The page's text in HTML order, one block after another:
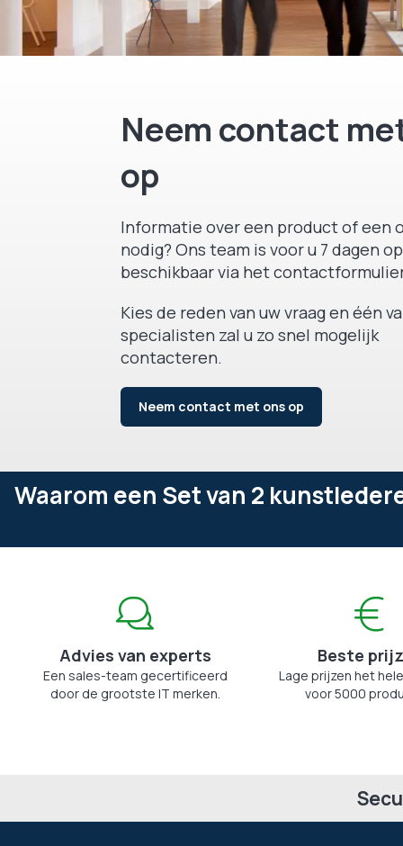
Neem contact
op
Informatie over een product of een
nodig? Ons team is voor u 7 dagen
beschikbaar via het
Kies de reden van uw vraag en één
specialisten zal u zo snel mogelijk
contacteren.
Neem contact met ons op
Waarom een Set van 2
Advies van experts
Een sales-team gecertificeerd
door de grootste IT merken.
Beste
Lage prijzen het
voor 5000